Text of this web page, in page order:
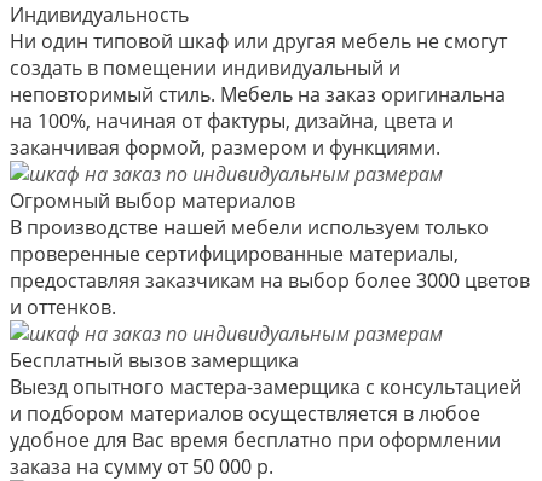
Индивидуальность
Ни один типовой шкаф или другая мебель не смогут
создать в помещении индивидуальный и
неповторимый стиль. Мебель на заказ оригинальна
на 100%, начиная от фактуры, дизайна, цвета и
заканчивая формой, размером и функциями.
Огромный выбор материалов
В производстве нашей мебели используем только
проверенные сертифицированные материалы,
предоставляя заказчикам на выбор более 3000 цветов
и оттенков.
Бесплатный вызов замерщика
Выезд опытного мастера-замерщика с консультацией
и подбором материалов осуществляется в любое
удобное для Вас время бесплатно при оформлении
заказа на сумму от 50 000 р.